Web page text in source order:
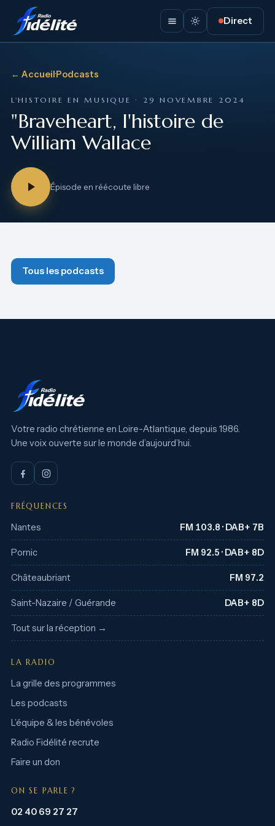
Direct
← Accueil·Podcasts
L'HISTOIRE EN MUSIQUE · 29 NOVEMBRE 2024
"Braveheart, l'histoire de
William Wallace
Épisode en réécoute libre
Tous les podcasts
Votre radio chrétienne en Loire-Atlantique, depuis 1986.
Une voix ouverte sur le monde d’aujourd’hui.
FRÉQUENCES
Nantes FM 103.8 · DAB+ 7B
Pornic FM 92.5 · DAB+ 8D
Châteaubriant FM 97.2
Saint-Nazaire / Guérande DAB+ 8D
Tout sur la réception →
LA RADIO
La grille des programmes
Les podcasts
L’équipe & les bénévoles
Radio Fidélité recrute
Faire un don
ON SE PARLE ?
02 40 69 27 27